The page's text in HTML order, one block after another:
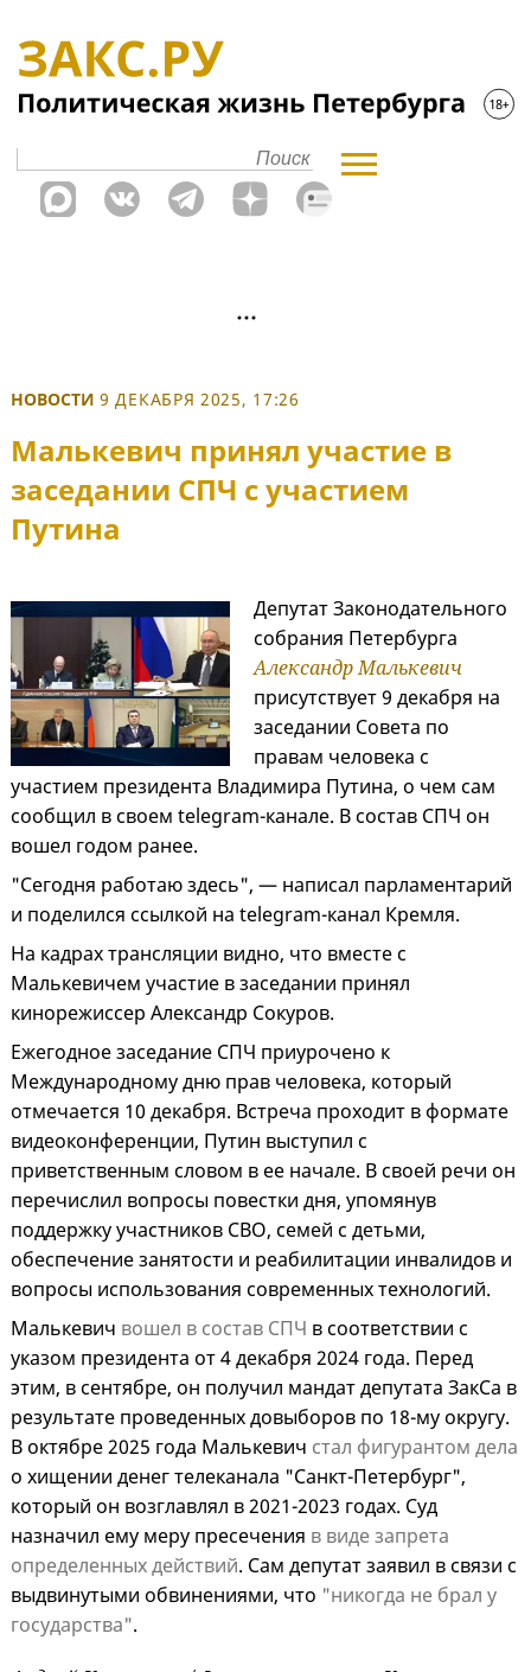
НОВОСТИ 9 ДЕКАБРЯ 2025, 17:26
Малькевич принял участие в
заседании СПЧ с участием
Путина
Депутат Законодательного
собрания Петербурга
Александр Малькевич
присутствует 9 декабря на
заседании Совета по
правам человека с
участием президента Владимира Путина, о чем сам
сообщил в своем telegram-канале. В состав СПЧ он
вошел годом ранее.
"Сегодня работаю здесь", — написал парламентарий
и поделился ссылкой на telegram-канал Кремля.
На кадрах трансляции видно, что вместе с
Малькевичем участие в заседании принял
кинорежиссер Александр Сокуров.
Ежегодное заседание СПЧ приурочено к
Международному дню прав человека, который
отмечается 10 декабря. Встреча проходит в формате
видеоконференции, Путин выступил с
приветственным словом в ее начале. В своей речи он
перечислил вопросы повестки дня, упомянув
поддержку участников СВО, семей с детьми,
обеспечение занятости и реабилитации инвалидов и
вопросы использования современных технологий.
Малькевич вошел в состав СПЧ в соответствии с
указом президента от 4 декабря 2024 года. Перед
этим, в сентябре, он получил мандат депутата ЗакСа в
результате проведенных довыборов по 18-му округу.
В октябре 2025 года Малькевич стал фигурантом дела
о хищении денег телеканала "Санкт-Петербург",
который он возглавлял в 2021-2023 годах. Суд
назначил ему меру пресечения в виде запрета
определенных действий. Сам депутат заявил в связи с
выдвинутыми обвинениями, что "никогда не брал у
государства".